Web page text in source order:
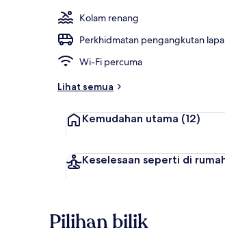
Kolam renang
Perkhidmatan pengangkutan
Wi-Fi percuma
Lihat semua
Kemudahan utama (12)
Keselesaan seperti di
Pilihan bilik